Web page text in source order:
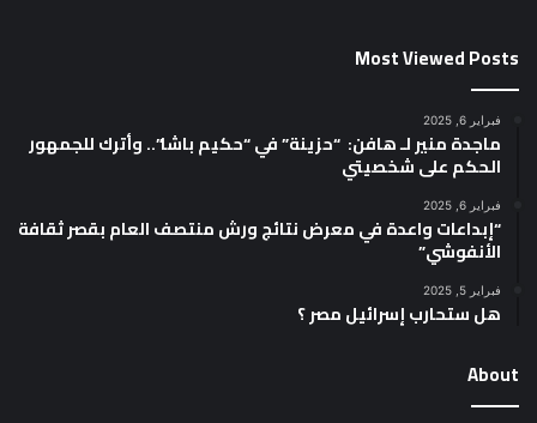
Most Viewed Posts
فبراير 6, 2025
ماجدة منير لـ هافن: “حزينة” في “حكيم باشا”.. وأترك للجمهور
الحكم على شخصيتي
فبراير 6, 2025
“إبداعات واعدة في معرض نتائج ورش منتصف العام بقصر ثقافة
الأنفوشي”
فبراير 5, 2025
هل ستحارب إسرائيل مصر ؟
About